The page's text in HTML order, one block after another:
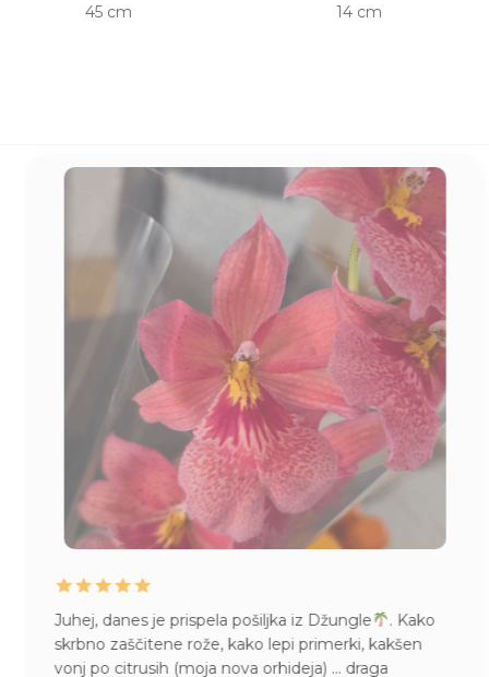
45 cm 14 cm
danes je prispela pošiljka iz Džungle
. Kako
zaščitene rože, kako lepi primerki, kakšen
po citrusih (moja nova orhideja) … draga